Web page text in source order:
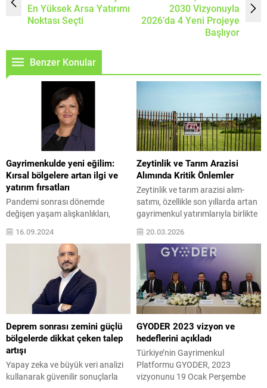
En Yüksek Arsa Yatırımı
Noktası Seçti
2030 Vizyonuyla
2026’da 4 Yeni Projeye
Başlıyor
Benzer Konular
Gayrimenkulde yeni eğilim:
Kırsal bölgelere artan ilgi ve
yatırım fırsatları
Pandemi sonrası dönemde
değişen yaşam alışkanlıkları,
gayrimenkul sektörünü yeniden
şekillendirdi. Şehir merkezlerindeki
yoğunluk ve yaşam maliyetlerinin
artmasıyla birlikte, daha sakin ve
doğayla iç içe yaşam alanlarına
olan talep her geçen gün artıyor.
Türkiye’de kırsal alanlar ve küçük
kasabalar, bu yeni yaşam
tercihlerinin odak noktası haline
gelmiş durumda. Kırsal
Bölgelere...
16.09.2024
Zeytinlik ve Tarım Arazisi
Alımında Kritik Önlemler
Zeytinlik ve tarım arazisi alım-
satımı, özellikle son yıllarda artan
gayrimenkul yatırımlarıyla birlikte
karmaşıklaşan yasal
düzenlemeler ve kısıtlamalar
nedeniyle doğru bilgi ve dikkat
gerektirir. Bu araziler, sadece
yatırım amaçlı değil, aynı
zamanda tarımsal üretim ve
çevresel koruma gibi önemli
amaçlarla da korunmaktadır. Bu
nedenle, alım-satım sürecinde
yasalara uygun hareket etmek
ve...
20.03.2026
Deprem sonrası zemini güçlü
bölgelerde dikkat çeken talep
artışı
Yapay zeka ve büyük veri analizi
kullanarak güvenilir sonuçlarla
GYODER 2023 vizyon ve
hedeflerini açıkladı
Türkiye’nin Gayrimenkul
Platformu GYODER, 2023
vizyonunu 19 Ocak Perşembe